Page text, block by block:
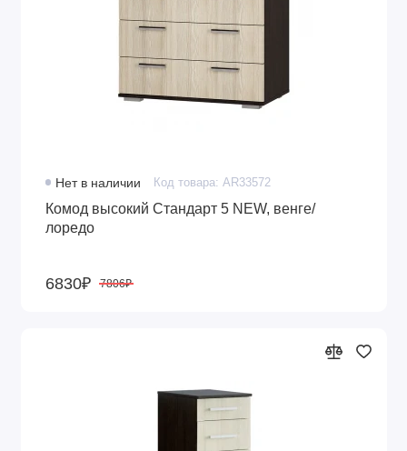
Нет в наличии Код товара: AR33572
Комод высокий Стандарт 5 NEW, венге/
лоредо
6830₽ 7806₽